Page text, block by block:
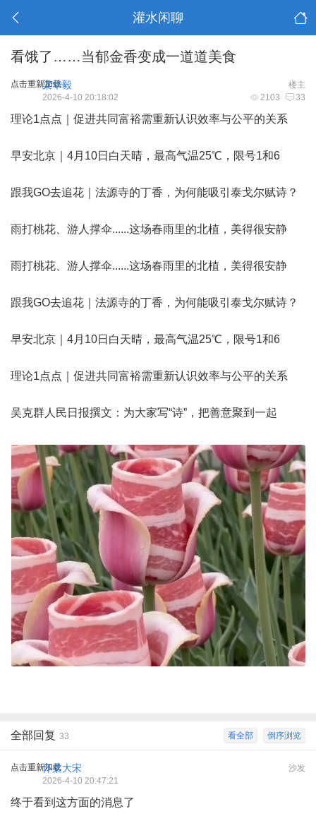
灌水闲聊
看饿了……当郁金香变成一道道美食
点击重新加载 楼主
梁华毅
2103 33
2026-4-10 20:18:02
理论1点点｜促进共同富裕需重新认识效率与公平的关系
早安北京｜4月10日白天晴，最高气温25℃，限号1和6
跟我GO去追花｜法源寺的丁香，为何能吸引泰戈尔赋诗？
雨打桃花、游人撑伞......这场春雨里的北植，美得很安静
雨打桃花、游人撑伞......这场春雨里的北植，美得很安静
跟我GO去追花｜法源寺的丁香，为何能吸引泰戈尔赋诗？
早安北京｜4月10日白天晴，最高气温25℃，限号1和6
理论1点点｜促进共同富裕需重新认识效率与公平的关系
吴克群人民日报撰文：为大家写“诗”，把善意聚到一起
倒序浏览
看全部
全部回复 33
点击重新加载 沙发
怀柔大宋
2026-4-10 20:47:21
终于看到这方面的消息了